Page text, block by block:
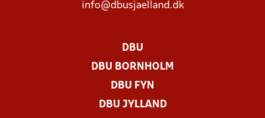
info@dbusjaelland.dk
DBU
DBU BORNHOLM
DBU FYN
DBU JYLLAND